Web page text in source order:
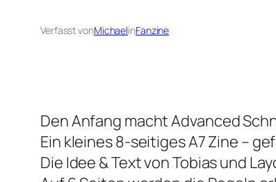
Verfasst vonMichaelinFanzine
Den Anfang macht Advanced
Ein kleines 8-seitiges A7 Zine –
Die Idee & Text von Tobias und